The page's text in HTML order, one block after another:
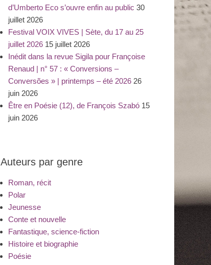
d’Umberto Eco s’ouvre enfin au public 30
juillet 2026
Festival VOIX VIVES | Sète, du 17 au 25
juillet 2026 15 juillet 2026
Inédit dans la revue Sigila pour Françoise
Renaud | n° 57 : « Conversions –
Conversões » | printemps – été 2026 26
juin 2026
Être en Poésie (12), de François Szabó 15
juin 2026
Auteurs par genre
Roman, récit
Polar
Jeunesse
Conte et nouvelle
Fantastique, science-fiction
Histoire et biographie
Poésie